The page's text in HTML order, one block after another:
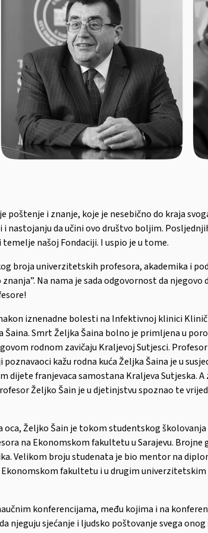
poštenje i znanje, koje je nesebično do kraja
da učini ovo društvo boljim.
našoj Fondaciji. I uspio je u tome.
broja univerzitetskih profesora, akademika i
Na nama je sada odgovornost da
iznenadne bolesti na Infektivnoj klinici
Smrt Željka Šaina bolno je primljena u
rodnom zavičaju Kraljevoj Sutjesci.
kažu rodna kuća Željka Šaina je u
franjevaca samostana Kraljeva Sutjeska.
Željko Šain je u djetinjstvu spoznao te
Željko Šain je tokom studentskog
na Ekonomskom fakultetu u Sarajevu.
Velikom broju studenata je bio mentor na
fakultetu i u drugim
konferencijama, među kojima i na
sjećanje i ljudsko poštovanje svega